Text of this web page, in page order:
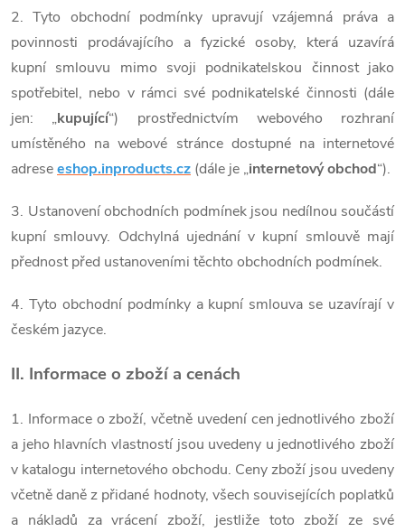
2. Tyto obchodní podmínky upravují vzájemná práva a
povinnosti prodávajícího a fyzické osoby, která uzavírá
kupní smlouvu mimo svoji podnikatelskou činnost jako
spotřebitel, nebo v rámci své podnikatelské činnosti (dále
jen: „kupující“) prostřednictvím webového rozhraní
umístěného na webové stránce dostupné na internetové
adreseeshop.inproducts.cz (dále je „internetový obchod“).
3. Ustanovení obchodních podmínek jsou nedílnou součástí
kupní smlouvy. Odchylná ujednání v kupní smlouvě mají
přednost před ustanoveními těchto obchodních podmínek.
4. Tyto obchodní podmínky a kupní smlouva se uzavírají v
českém jazyce.
II. Informace o zboží a cenách
1. Informace o zboží, včetně uvedení cen jednotlivého zboží
a jeho hlavních vlastností jsou uvedeny u jednotlivého zboží
v katalogu internetového obchodu. Ceny zboží jsou uvedeny
včetně daně z přidané hodnoty, všech souvisejících poplatků
a nákladů za vrácení zboží, jestliže toto zboží ze své